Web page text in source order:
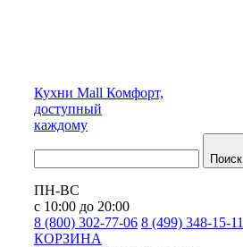
Кухни Mall Комфорт,
доступный
каждому
Поиск
ПН-ВС
с 10:00 до 20:00
8 (800) 302-77-06 8 (499) 348-15-11
КОРЗИНА